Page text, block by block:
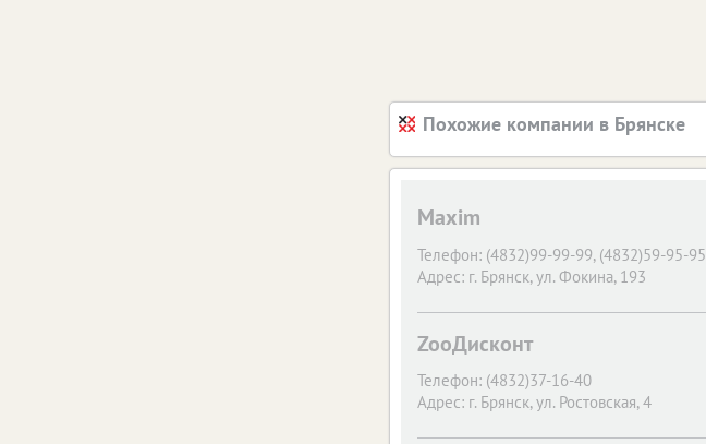
Похожие компании в Брянске
Maxim
Телефон: (4832)99-99-99, (4832)59-95-95
Адрес: г. Брянск, ул. Фокина, 193
ZooДисконт
Телефон: (4832)37-16-40
Адрес: г. Брянск, ул. Ростовская, 4